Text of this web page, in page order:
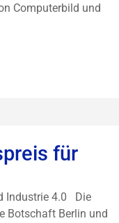
Computerbild und
für
Industrie 4.0 Die
Botschaft Berlin und